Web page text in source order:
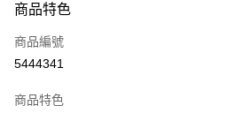
信用卡一次付款
ATM付款
運送方式
商品特色
商品編號
5444341
商品特色